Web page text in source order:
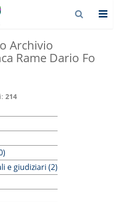
Archivio
Rame Dario Fo
214
e giudiziari (2)